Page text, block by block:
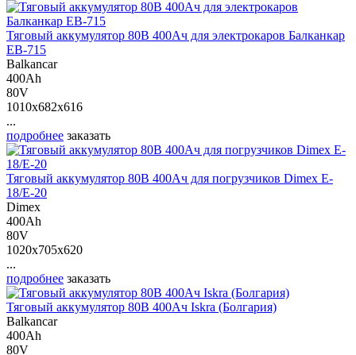
Тяговый аккумулятор 80В 400Ач для электрокаров Балканкар
ЕВ-715
Balkancar
400Ah
80V
1010x682x616
...
подробнее заказать
Тяговый аккумулятор 80В 400Ач для погрузчиков Dimex E-
18/E-20
Dimex
400Ah
80V
1020x705x620
...
подробнее заказать
Тяговый аккумулятор 80В 400Ач Iskra (Болгария)
Balkancar
400Ah
80V